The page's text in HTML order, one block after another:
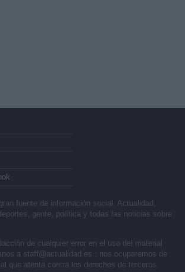
fuente de información social. Actualidad,
gente, política y todas las noticias sobre
de cualquier error en el uso del material
a staff@actualidad.es : nos ocuparemos de
que atenta contra los derechos de terceros.